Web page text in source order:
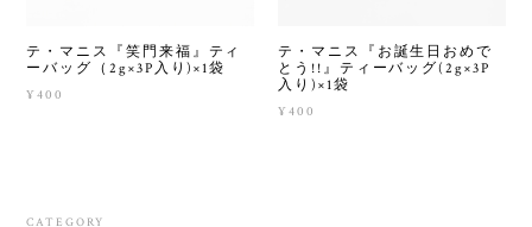
テ・マニス『笑門来福』ティ
ーバッグ（2g×3P入り)×1袋
¥400
テ・マニス『お誕生日おめで
とう!!』ティーバッグ(2g×3P
入り)×1袋
¥400
CATEGORY